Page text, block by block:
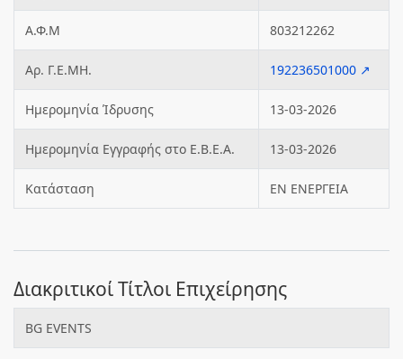
Α.Φ.Μ 803212262
Αρ. Γ.Ε.ΜΗ. 192236501000 ↗
Ημερομηνία Ίδρυσης 13-03-2026
Ημερομηνία Εγγραφής στο Ε.Β.Ε.Α. 13-03-2026
Κατάσταση ΕΝ ΕΝΕΡΓΕΙΑ
Διακριτικοί Τίτλοι Επιχείρησης
BG EVENTS